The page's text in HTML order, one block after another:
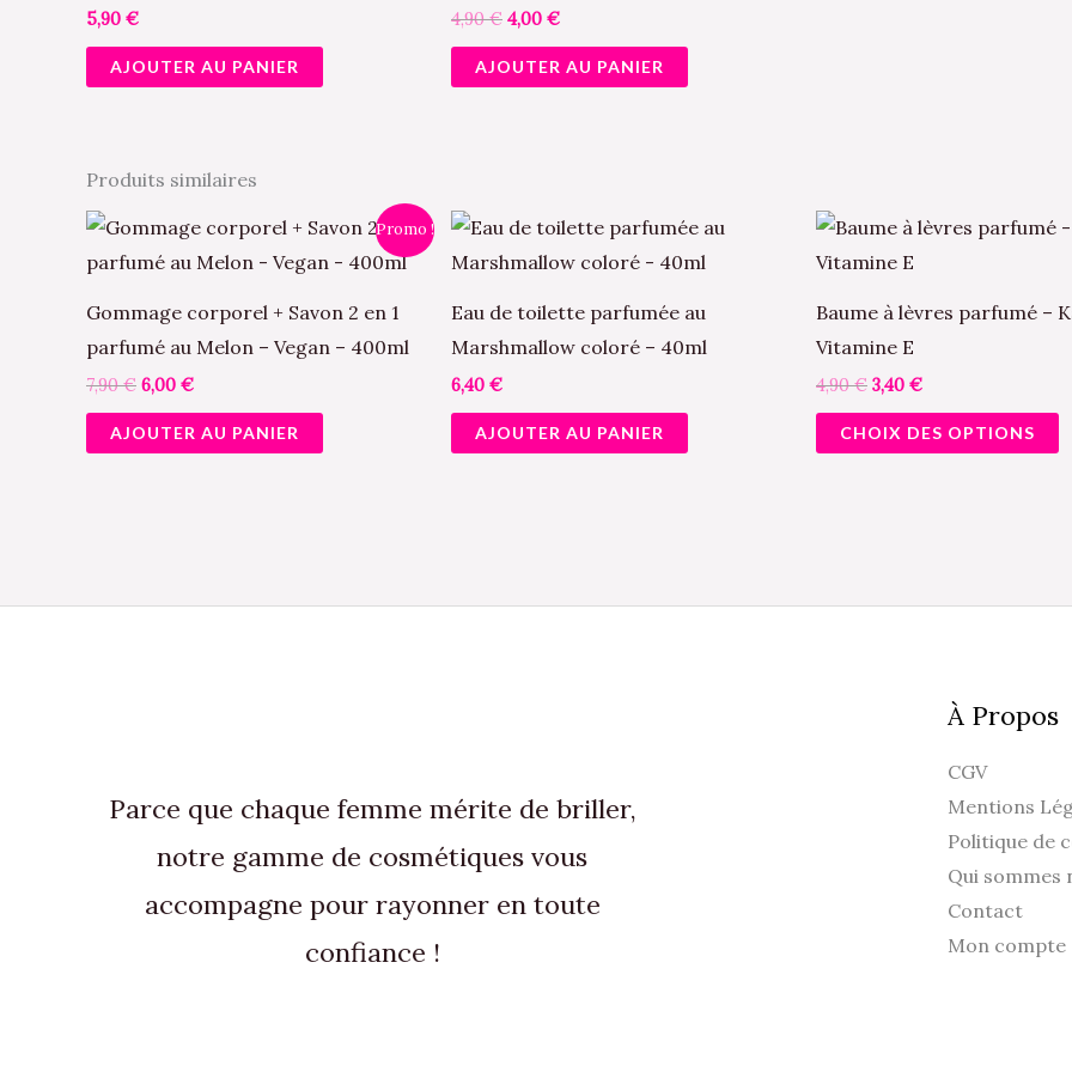
5,90 €
AJOUTER AU PANIER
4,90€ 4,00 €
AJOUTER AU PANIER
Produits similaires
Promo !
Gommage corporel + Savon 2 en 1
parfumé au Melon – Vegan – 400ml
7,90€
Le
prix
initial
7,90 €.
6,00 €
Le
prix
actuel
6,00 €.
AJOUTER AU PANIER
Eau de toilette parfumée au
Marshmallow coloré – 40ml
6,40 €
AJOUTER AU PANIER
Baume à lèvres parfumé –
Vitamine E
4,90€
Le
prix
initial
4,90 €.
3,40 €
Le
prix
3,40 €.
CHOIX DES OPTIONS
la
Parce que chaque femme mérite de briller,
notre gamme de cosmétiques vous
accompagne pour rayonner en toute
confiance !
À Propos
CGV
Mentions
Politique de
Qui sommes
Contact
Mon compte